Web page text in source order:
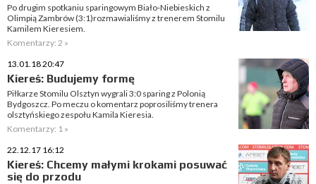
Po drugim spotkaniu sparingowym Biało-Niebieskich z
Olimpią Zambrów (3:1)rozmawialiśmy z trenerem Stomilu
Kamilem Kieresiem.
Komentarzy: 2 »
13.01.18 20:47
Kiereś: Budujemy formę
Piłkarze Stomilu Olsztyn wygrali 3:0 sparing z Polonią
Bydgoszcz. Po meczu o komentarz poprosiliśmy trenera
olsztyńskiego zespołu Kamila Kieresia.
Komentarzy: 1 »
22.12.17 16:12
Kiereś: Chcemy małymi krokami posuwać
się do przodu